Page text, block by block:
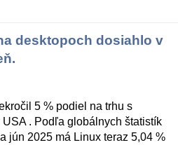
desktopoch dosiahlo v
5 % podiel na trhu s
. Podľa globálnych štatistík
jún 2025 má Linux teraz 5,04 %